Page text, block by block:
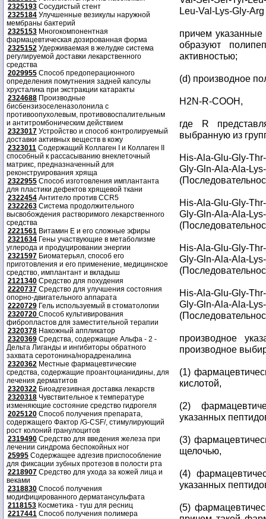
2325193 Сосудистый стент
2325184 Улучшенные везикулы наружной
мембраны бактерий
2325153 Многокомпонентная
фармацевтическая дозированная форма
2325152 Удерживаемая в желудке система
регулируемой доставки лекарственного
средства
2029955 Способ предоперационного
определения помутнения задней капсулы
хрусталика при экстракции катаракты
2324688 Производные
бисбензизоселеназолонила с
противоопухолевым, противовоспалительным
и антитромбоническим действием
2323017 Устройство и способ контролируемый
доставки активных веществ в кожу
2323011 Содержащий Коллаген I и Коллаген II
способный к рассасыванию внеклеточный
матрикс, предназначенный для
реконструирования хряща
2322955 Способ изготовления имплантанта
для пластики дефектов хрящевой ткани
2322454 Антитело против CCR5
2322263 Система продолжительного
высвобождения растворимого лекарственного
средства
2221561 Витамин Е и его сложные эфиры
2321634 Гены участвующие в метаболизме
углерода и продуцировании энергии
2321597 Биоматерьял, способ его
приготовления и его применение, медицинское
средство, имплантант и вкладыш
2121340 Средство для похудения
2220737 Средство для улучшения состояния
опорно-двигательного аппарата
2220729 Гель используемый в стоматологии
2320720 Способ культивирования
фибропластов для заместительной терапии
2320378 Накожный аппликатор
2320369 Средства, содержащие Альфа - 2 -
Дельта Лиганды и ингибиторы обратного
захвата серотонина/норадреналина
2320362 Местные фармацевтические
средства, содержащие проантоцианидины, для
лечения дерматитов
2320322 Биоадгезивная доставка лекарств
2320318 Чувствительное к температуре
изменяющие состояние средство гидрогеля
2025120 Способ получения препарата,
содержащего Фактор /G-CSF/, стимулирующий
рост колоний гранулоцитов
2319490 Средство для введения железа при
лечении синдрома беспокойных ног
25995 Содержащее адгезив приспособление
для фиксации зубных протезов в полости рта
2218907 Средство для ухода за кожей лица и
веками
2318830 Способ получения
модифицированного дерматансульфата
2118153 Косметика - туш для ресниц
2217441 Способ получения полимера
Leu-Val-Lys-Gly-
причем
образуют
активностью;
(d) производное
H2N-R-COOH,
где R
выбранную из
His-Ala-Glu-Gly-
Gly-Gln-Ala-Ala-
His-Ala-Glu-Gly-
Gly-Gln-Ala-Ala-
His-Ala-Glu-Gly-
Gly-Gln-Ala-Ala-
His-Ala-Glu-Gly-
Gly-Gln-Ala-Ala-
производное
производное
(1)
кислотой,
(2)
указанных
(3)
щелочью,
(4)
указанных
(5)